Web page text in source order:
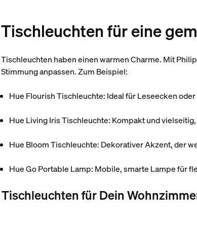
Tischleuchten für eine
Tischleuchten haben einen warmen Charme. Mit
Stimmung anpassen. Zum Beispiel:
Hue Flourish Tischleuchte: Ideal für Leseecken
Hue Living Iris Tischleuchte: Kompakt und
Hue Bloom Tischleuchte: Dekorativer Akzent, der
Hue Go Portable Lamp: Mobile, smarte Lampe für
Tischleuchten für Dein